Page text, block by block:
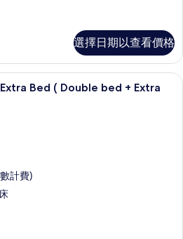
選擇日期以查看價格
Bed ( Double bed + Extra
計費)